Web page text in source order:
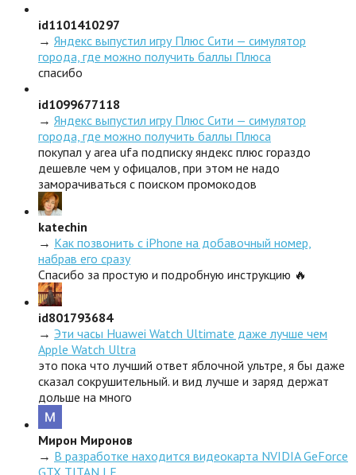
id1101410297
→ Яндекс выпустил игру Плюс Сити — симулятор
города, где можно получить баллы Плюса
спасибо
id1099677118
→ Яндекс выпустил игру Плюс Сити — симулятор
города, где можно получить баллы Плюса
покупал у area ufa подписку яндекс плюс гораздо
дешевле чем у офицалов, при этом не надо
заморачиваться с поиском промокодов
katechin
→ Как позвонить с iPhone на добавочный номер,
набрав его сразу
Спасибо за простую и подробную инструкцию 🔥
id801793684
→ Эти часы Huawei Watch Ultimate даже лучше чем
Apple Watch Ultra
это пока что лучший ответ яблочной ультре, я бы даже
сказал сокрушительный. и вид лучше и заряд держат
дольше на много
Мирон Миронов
→ В разработке находится видеокарта NVIDIA GeForce